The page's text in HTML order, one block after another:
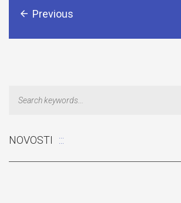
Previous
NOVOSTI